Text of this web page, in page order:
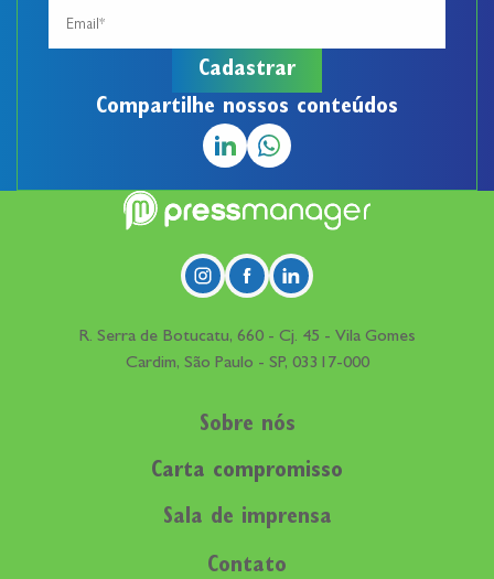
Compartilhe nossos conteúdos
R. Serra de Botucatu, 660 - Cj. 45 - Vila Gomes
Cardim, São Paulo - SP, 03317-000
Sobre nós
Carta compromisso
Sala de imprensa
Contato